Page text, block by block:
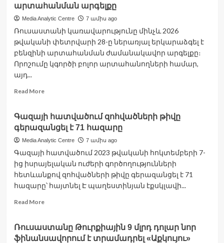
շուրջ
համաձայնություն
ձեռք
չի
բերվել,
բայց
լուծումն
մոտենում.
արտահանման արգելքը
Media Analytic Centre 7 ամիս ago
Ռուսաստանի կառավարությունը մինչև 2026
թվականի փետրվարի 28-ը ներառյալ երկարաձգել է
բենզինի արտահանման ժամանակավոր արգելքը։
Որոշումը կգործի բոլոր արտահանողների համար,
այդ...
Read MoreRead
Ռուսաստանի
կառավարությունը
մինչև
թ.
փետրվարի
28-
ը
է
արտահանման
արգելքը
Գազայի հատվածում զոհվածների թիվը
գերազանցել է 71 հազարը
Media Analytic Centre 7 ամիս ago
Գազայի հատվածում 2023 թվականի հոկտեմբերի 7-
ից իսրայելական ուժերի գործողությունների
հետևանքով զոհվածների թիվը գերազանցել է 71
հազարը՝ հայտնել Է պաղեստինյան էքսկլավի...
Read MoreRead
Գազայի
հատվածում
Ռուսաստանը Թուրքիային 9 մլրդ դոլար նոր
ֆինանսավորում է տրամադրել «Աքկույու»